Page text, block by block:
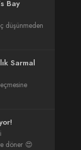
Bay
düşünmeden
Sarmal
döner 😍